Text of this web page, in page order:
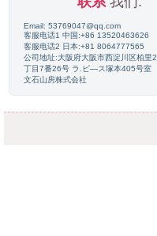
Email: 53769047@qq.com
客服电话1 中国:+86 13520463626
客服电话2 日本:+81 8064777565
公司地址:大阪府大阪市西淀川区柏里2
丁目7番26号 ラ.ピ—ス塚本405号室
文石山房株式会社